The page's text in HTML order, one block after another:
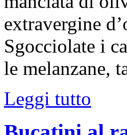
extravergine
Sgocciolate i
le melanzane,
Leggi tutto